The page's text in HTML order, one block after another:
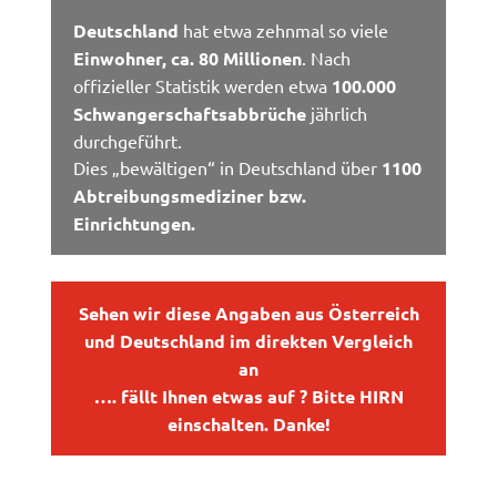
Deutschland hat etwa zehnmal so viele
Einwohner, ca. 80 Millionen. Nach
offizieller Statistik werden etwa 100.000
Schwangerschaftsabbrüche jährlich
durchgeführt.
Dies „bewältigen“ in Deutschland über 1100
Abtreibungsmediziner bzw.
Einrichtungen.
Sehen wir diese Angaben aus Österreich
und Deutschland im direkten Vergleich
an
…. fällt Ihnen etwas auf ? Bitte HIRN
einschalten. Danke!